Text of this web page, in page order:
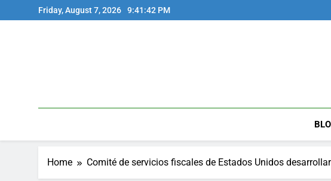
to
Friday, August 7, 2026 9:41:42 PM
Home Comité de servicios fiscales de Estados Unidos